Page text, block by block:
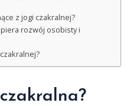
z jogi czakralnej?
rozwój osobisty i